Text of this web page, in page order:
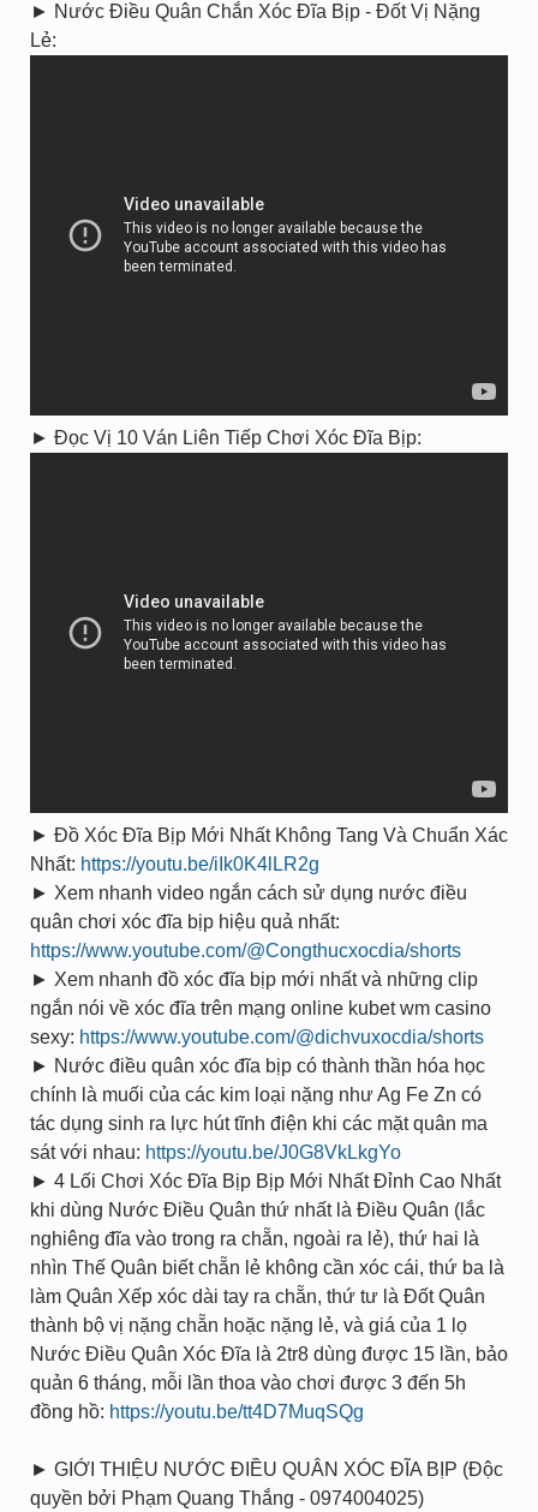
► Nước Điều Quân Chắn Xóc Đĩa Bịp - Đốt Vị Nặng
Lẻ:
► Đọc Vị 10 Ván Liên Tiếp Chơi Xóc Đĩa Bịp:
► Đồ Xóc Đĩa Bịp Mới Nhất Không Tang Và Chuẩn Xác
Nhất: https://youtu.be/iIk0K4lLR2g
► Xem nhanh video ngắn cách sử dụng nước điều
quân chơi xóc đĩa bịp hiệu quả nhất:
https://www.youtube.com/@Congthucxocdia/shorts
► Xem nhanh đồ xóc đĩa bịp mới nhất và những clip
ngắn nói về xóc đĩa trên mạng online kubet wm casino
sexy: https://www.youtube.com/@dichvuxocdia/shorts
► Nước điều quân xóc đĩa bịp có thành thần hóa học
chính là muối của các kim loại nặng như Ag Fe Zn có
tác dụng sinh ra lực hút tĩnh điện khi các mặt quân ma
sát với nhau: https://youtu.be/J0G8VkLkgYo
► 4 Lối Chơi Xóc Đĩa Bịp Bịp Mới Nhất Đỉnh Cao Nhất
khi dùng Nước Điều Quân thứ nhất là Điều Quân (lắc
nghiêng đĩa vào trong ra chẵn, ngoài ra lẻ), thứ hai là
nhìn Thế Quân biết chẵn lẻ không cần xóc cái, thứ ba là
làm Quân Xếp xóc dài tay ra chẵn, thứ tư là Đốt Quân
thành bộ vị nặng chẵn hoặc nặng lẻ, và giá của 1 lọ
Nước Điều Quân Xóc Đĩa là 2tr8 dùng được 15 lần, bảo
quản 6 tháng, mỗi lần thoa vào chơi được 3 đến 5h
đồng hồ: https://youtu.be/tt4D7MuqSQg
► GIỚI THIỆU NƯỚC ĐIỀU QUÂN XÓC ĐĨA BỊP (Độc
quyền bởi Phạm Quang Thắng - 0974004025)